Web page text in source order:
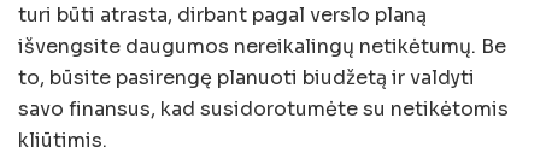
turi būti atrasta, dirbant pagal verslo planą
išvengsite daugumos nereikalingų netikėtumų. Be
to, būsite pasirengę planuoti biudžetą ir valdyti
savo finansus, kad susidorotumėte su netikėtomis
kliūtimis.